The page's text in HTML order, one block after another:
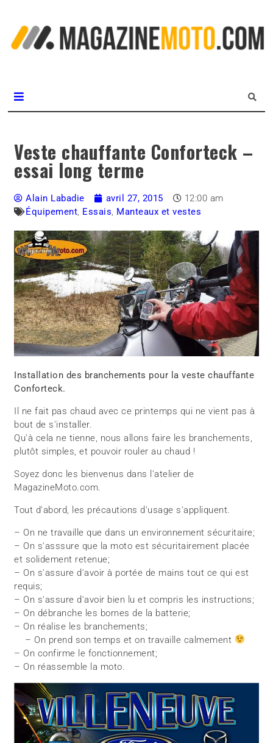
Veste chauffante Conforteck –
essai long terme
Alain Labadie avril 27, 2015
12:00 am
Équipement, Essais, Manteaux et vestes
Installation des branchements pour la veste chauffante
Conforteck.
Il ne fait pas chaud avec ce printemps qui ne vient pas à
bout de s'installer.
Qu'à cela ne tienne, nous allons faire les branchements,
plutôt simples, et pouvoir rouler au chaud !
Soyez donc les bienvenus dans l'atelier de
MagazineMoto.com.
Tout d'abord, les précautions d'usage s'appliquent.
– On ne travaille que dans un environnement sécuritaire;
– On s'asssure que la moto est sécuritairement placée
et solidement retenue;
– On s'assure d'avoir à portée de mains tout ce qui est
requis;
– On s'assure d'avoir bien lu et compris les instructions;
– On débranche les bornes de la batterie;
– On réalise les branchements;
– On prend son temps et on travaille calmement
– On confirme le fonctionnement;
– On réassemble la moto.